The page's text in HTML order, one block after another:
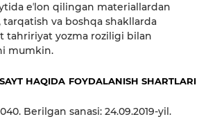
eʼlon qilingan materiallardan
tarqatish va boshqa shakllarda
tahririyat yozma roziligi bilan
mumkin.
SAYT HAQIDA FOYDALANISH SHARTLARI
Berilgan sanasi: 24.09.2019-yil.